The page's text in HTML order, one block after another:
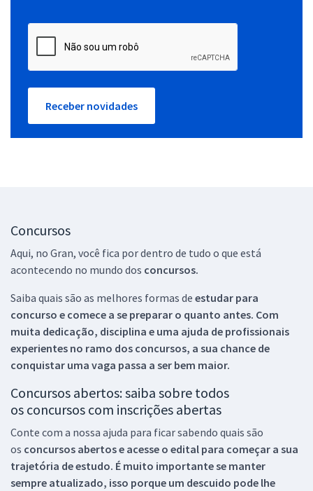
Receber novidades
Concursos
Aqui, no Gran, você fica por dentro de tudo o que está
acontecendo no mundo dos concursos.
Saiba quais são as melhores formas de estudar para
concurso e comece a se preparar o quanto antes. Com
muita dedicação, disciplina e uma ajuda de profissionais
experientes no ramo dos concursos, a sua chance de
conquistar uma vaga passa a ser bem maior.
Concursos abertos: saiba sobre todos
os concursos com inscrições abertas
Conte com a nossa ajuda para ficar sabendo quais são
os concursos abertos e acesse o edital para começar a sua
trajetória de estudo. É muito importante se manter
sempre atualizado, isso porque um descuido pode lhe